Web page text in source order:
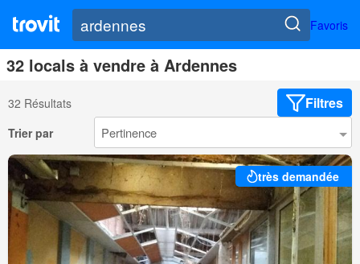
Favoris
32 locals à vendre à Ardennes
32 Résultats Filtres
Trier par
très demandée